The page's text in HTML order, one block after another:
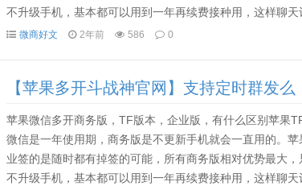
不升级手机，基本都可以用到一年再续费接种用，这样聊
一般80多天后就要用电脑，或者其他手机设备备份资料。
微商好文 2年前 586 0
【苹果多开斗战神官网】支持定时群发么
苹果微信多开商务版，TF版本，企业版，有什么区别苹果
微信是一年使用期，商务版是不更新手机就会一直用的。
业签的是随时都有掉签的可能，所有商务版相对优势最大
不升级手机，基本都可以用到一年再续费接种用，这样聊